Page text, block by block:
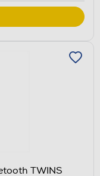
TWINS